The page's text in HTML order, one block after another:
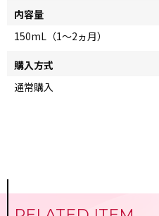
内容量
150mL（1～2ヵ月）
購入方式
通常購入